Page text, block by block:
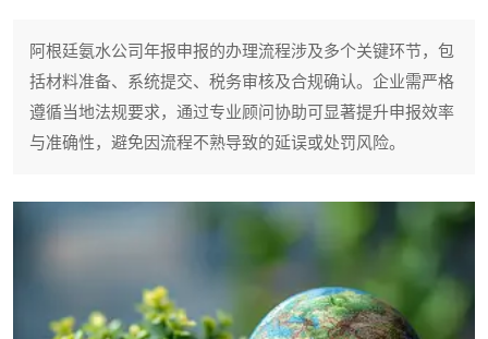
阿根廷氨水公司年报申报的办理流程涉及多个关键环节，包
括材料准备、系统提交、税务审核及合规确认。企业需严格
遵循当地法规要求，通过专业顾问协助可显著提升申报效率
与准确性，避免因流程不熟导致的延误或处罚风险。